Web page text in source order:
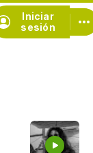
Iniciar
sesión